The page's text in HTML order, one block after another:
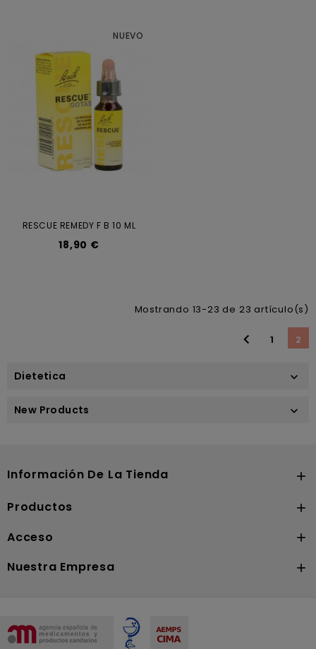
NUEVO
RESCUE REMEDY F B 10 ML
18,90 €
Mostrando 13-23 de 23 artículo(s)
 1 2
Dietetica 
New Products 
Información De La Tienda 
Productos 
Acceso 
Nuestra Empresa 